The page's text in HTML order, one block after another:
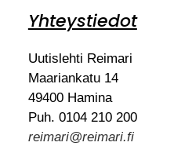
Yhteystiedot
Uutislehti Reimari
Maariankatu 14
49400 Hamina
Puh. 0104 210 200
reimari@reimari.fi